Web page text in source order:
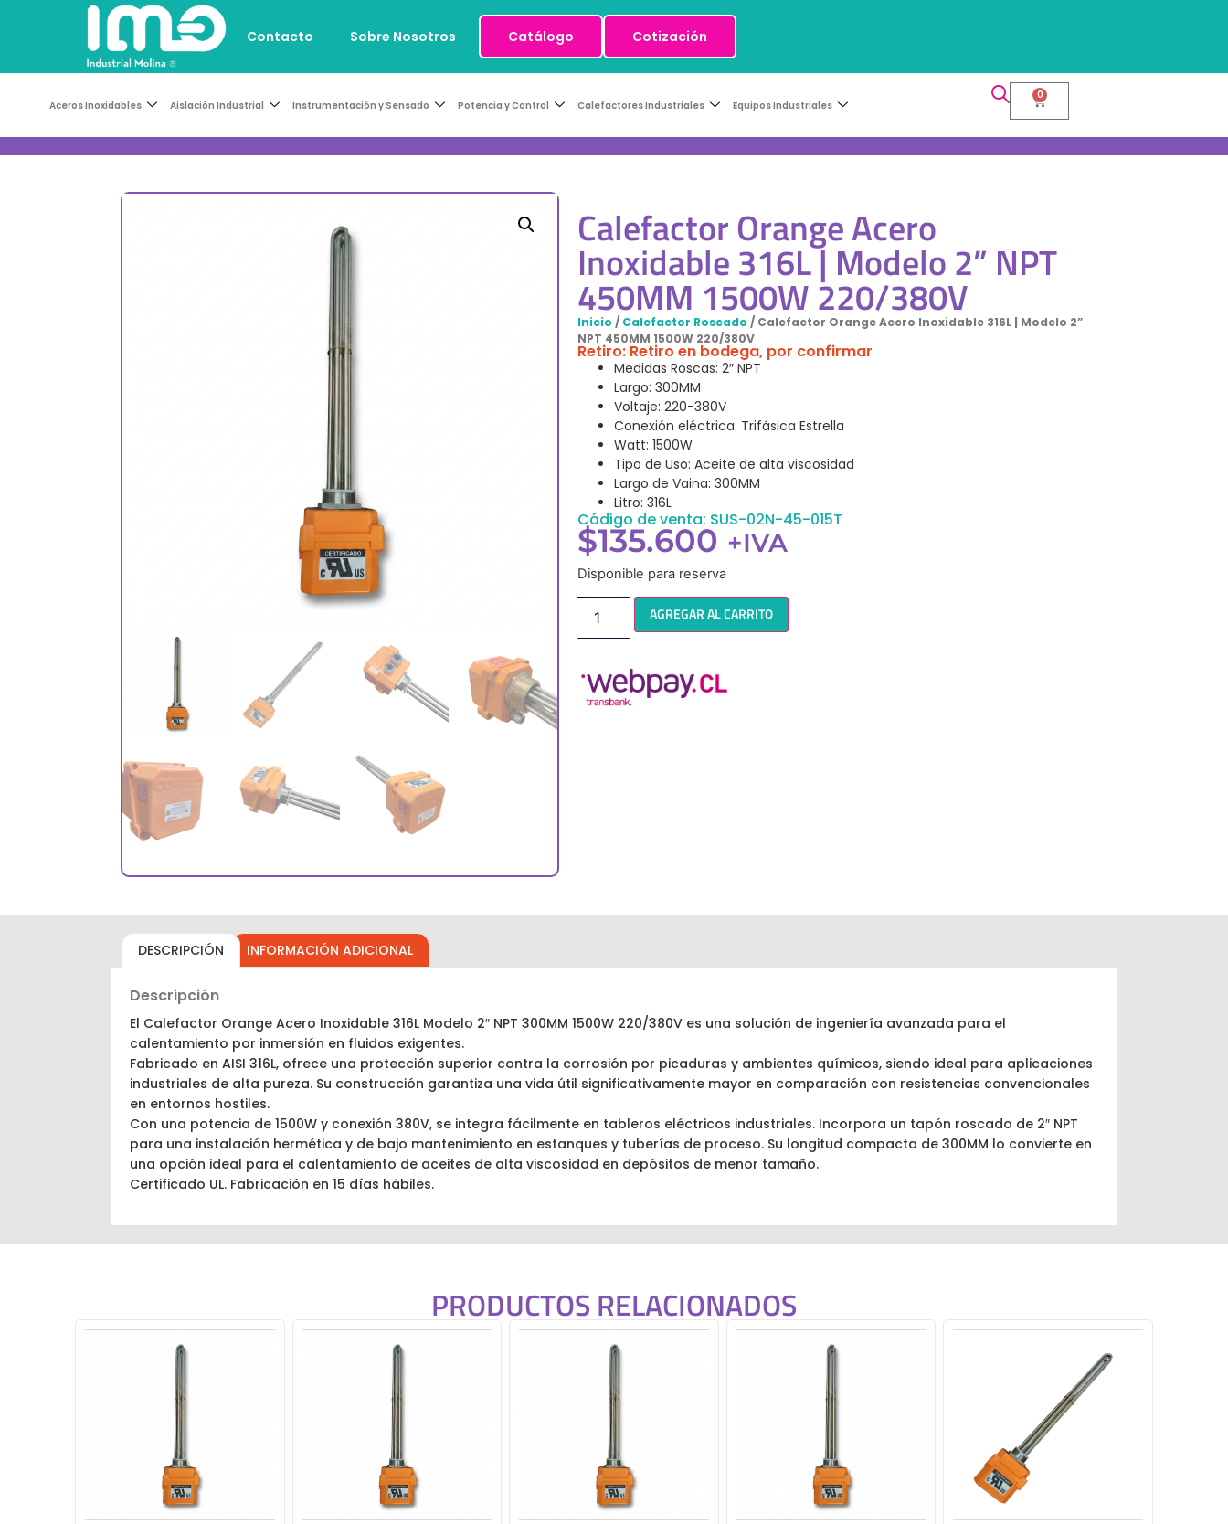
Contacto Sobre Nosotros Catálogo Cotización
Aceros Inoxidables Aislación Industrial Instrumentación y Sensado Potencia y Control Calefactores Industriales Equipos Industriales
0
Calefactor Orange Acero
Inoxidable 316L | Modelo 2” NPT
450MM 1500W 220/380V
Inicio / Calefactor Roscado / Calefactor Orange Acero Inoxidable 316L | Modelo 2”
NPT 450MM 1500W 220/380V
Retiro: Retiro en bodega, por confirmar
Medidas Roscas: 2″ NPT
Largo: 300MM
Voltaje: 220-380V
Conexión eléctrica: Trifásica Estrella
Watt: 1500W
Tipo de Uso: Aceite de alta viscosidad
Largo de Vaina: 300MM
Litro: 316L
Código de venta: SUS-02N-45-015T
$135.600 +IVA
Disponible para reserva
AGREGAR AL CARRITO
DESCRIPCIÓN INFORMACIÓN ADICIONAL
Descripción
El Calefactor Orange Acero Inoxidable 316L Modelo 2″ NPT 300MM 1500W 220/380V es una solución de ingeniería avanzada para el
calentamiento por inmersión en fluidos exigentes.
Fabricado en AISI 316L, ofrece una protección superior contra la corrosión por picaduras y ambientes químicos, siendo ideal para aplicaciones
industriales de alta pureza. Su construcción garantiza una vida útil significativamente mayor en comparación con resistencias convencionales
en entornos hostiles.
Con una potencia de 1500W y conexión 380V, se integra fácilmente en tableros eléctricos industriales. Incorpora un tapón roscado de 2″ NPT
para una instalación hermética y de bajo mantenimiento en estanques y tuberías de proceso. Su longitud compacta de 300MM lo convierte en
una opción ideal para el calentamiento de aceites de alta viscosidad en depósitos de menor tamaño.
Certificado UL. Fabricación en 15 días hábiles.
PRODUCTOS RELACIONADOS